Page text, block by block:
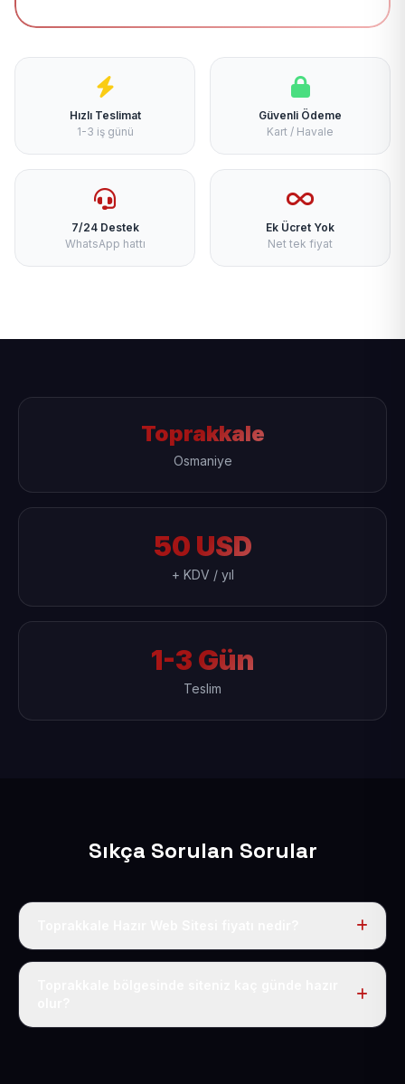
Hızlı Teslimat
1-3 iş günü
Güvenli Ödeme
Kart / Havale
7/24 Destek
WhatsApp hattı
Ek Ücret Yok
Net tek fiyat
Toprakkale
Osmaniye
50 USD
+ KDV / yıl
1-3 Gün
Teslim
Sıkça Sorulan Sorular
Tek fiyat uygulanır: yıllık 50 USD + KDV. Bu bedele alan